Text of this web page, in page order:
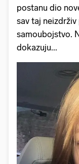
postanu dio
sav taj
samoubojstvo.
dokazuju...